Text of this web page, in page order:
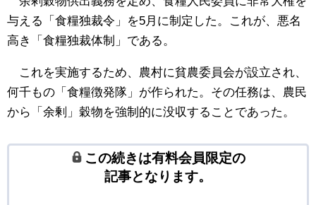
与える「食糧独裁令」を5月に制定した。これが、悪名
高き「食糧独裁体制」である。
これを実施するため、農村に貧農委員会が設立され、
何千もの「食糧徴発隊」が作られた。その任務は、農民
から「余剰」穀物を強制的に没収することであった。
この続きは有料会員限定の
記事となります。